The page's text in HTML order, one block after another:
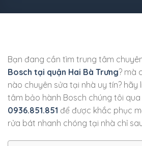
Bạn đang cần tìm trung tâm
Bosch tại quận Hai Bà Trưng? mà
nào chuyên sửa tại nhà uy tín? hãy
tâm bảo hành Bosch chúng tôi qua
0936.851.851 để được khắc phục
rửa bát nhanh chóng tại nhà chỉ